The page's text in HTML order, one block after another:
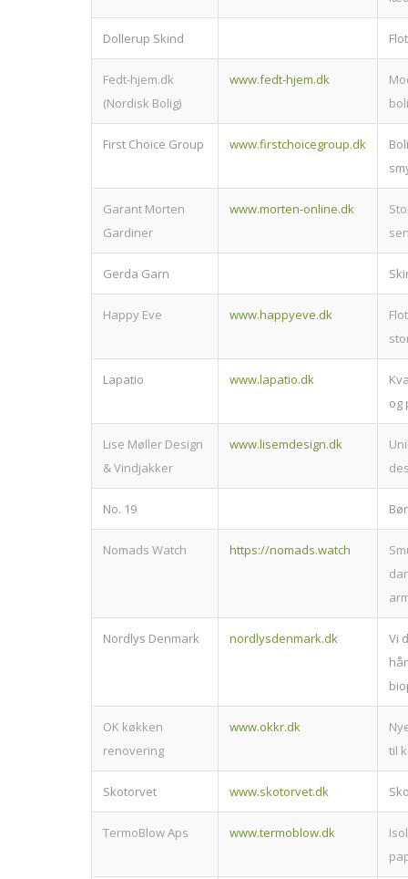
Dollerup Skind
Fedt-hjem.dk
(Nordisk Bolig)
www.fedt-hjem.dk
First Choice Group www.firstchoicegroup.dk
Garant Morten
Gardiner
www.morten-online.dk
Gerda Garn
Happy Eve www.happyeve.dk
Lapatio www.lapatio.dk
og
Lise Møller Design
& Vindjakker
www.lisemdesign.dk
No. 19
Nomads Watch https://nomads.watch
Nordlys Denmark nordlysdenmark.dk
Vi
OK køkken
renovering
www.okkr.dk
til
Skotorvet www.skotorvet.dk
TermoBlow Aps www.termoblow.dk